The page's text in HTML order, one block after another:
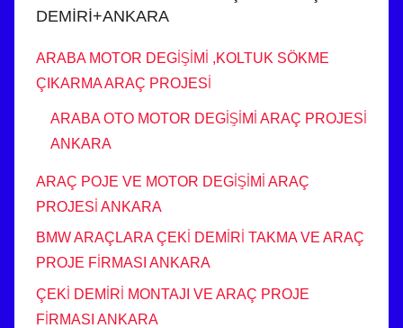
DEMİRİ+ANKARA
ARABA MOTOR DEGİŞİMİ ,KOLTUK SÖKME
ÇIKARMA ARAÇ PROJESİ
ARABA OTO MOTOR DEGİŞİMİ ARAÇ PROJESİ
ANKARA
ARAÇ POJE VE MOTOR DEGİŞİMİ ARAÇ
PROJESİ ANKARA
BMW ARAÇLARA ÇEKİ DEMİRİ TAKMA VE ARAÇ
PROJE FİRMASI ANKARA
ÇEKİ DEMİRİ MONTAJI VE ARAÇ PROJE
FİRMASI ANKARA